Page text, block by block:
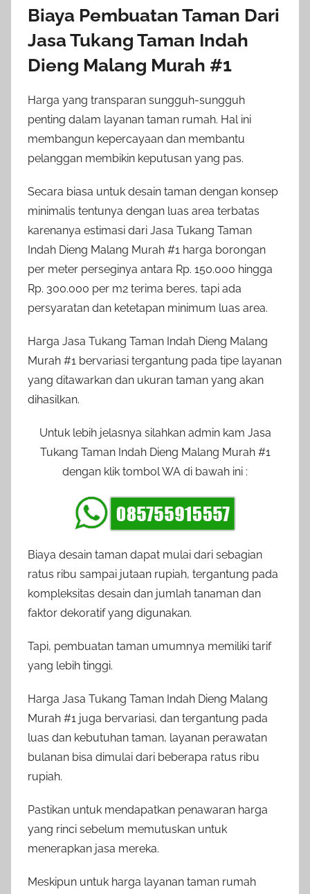
Biaya Pembuatan Taman Dari
Jasa Tukang Taman Indah
Dieng Malang Murah #1
Harga yang transparan sungguh-sungguh
penting dalam layanan taman rumah. Hal ini
membangun kepercayaan dan membantu
pelanggan membikin keputusan yang pas.
Secara biasa untuk desain taman dengan konsep
minimalis tentunya dengan luas area terbatas
karenanya estimasi dari Jasa Tukang Taman
Indah Dieng Malang Murah #1 harga borongan
per meter perseginya antara Rp. 150.000 hingga
Rp. 300.000 per m2 terima beres, tapi ada
persyaratan dan ketetapan minimum luas area.
Harga Jasa Tukang Taman Indah Dieng Malang
Murah #1 bervariasi tergantung pada tipe layanan
yang ditawarkan dan ukuran taman yang akan
dihasilkan.
Untuk lebih jelasnya silahkan admin kam Jasa
Tukang Taman Indah Dieng Malang Murah #1
dengan klik tombol WA di bawah ini :
Biaya desain taman dapat mulai dari sebagian
ratus ribu sampai jutaan rupiah, tergantung pada
kompleksitas desain dan jumlah tanaman dan
faktor dekoratif yang digunakan.
Tapi, pembuatan taman umumnya memiliki tarif
yang lebih tinggi.
Harga Jasa Tukang Taman Indah Dieng Malang
Murah #1 juga bervariasi, dan tergantung pada
luas dan kebutuhan taman, layanan perawatan
bulanan bisa dimulai dari beberapa ratus ribu
rupiah.
Pastikan untuk mendapatkan penawaran harga
yang rinci sebelum memutuskan untuk
menerapkan jasa mereka.
Meskipun untuk harga layanan taman rumah